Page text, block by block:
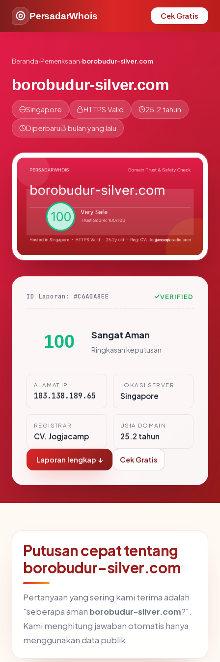
PersadarWhois Cek Gratis
Beranda›Pemeriksaan›borobudur-silver.com
borobudur-silver.com
Singapore HTTPS Valid 25.2 tahun
Diperbarui3 bulan yang lalu
ID Laporan: #C6A0A8EE VERIFIED
100 Sangat Aman
Ringkasan keputusan
ALAMAT IP
103.138.189.65
LOKASI SERVER
Singapore
REGISTRAR
CV. Jogjacamp
USIA DOMAIN
25.2 tahun
Laporan lengkap ↓ Cek Gratis
Putusan cepat tentang
borobudur-silver.com
Pertanyaan yang sering kami terima adalah
"seberapa aman borobudur-silver.com?".
Kami menghitung jawaban otomatis hanya
menggunakan data publik.